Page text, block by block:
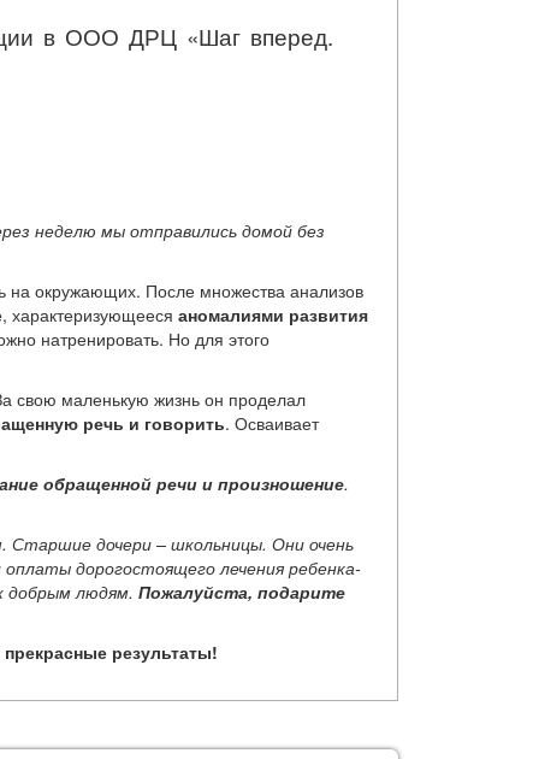
в ООО ДРЦ «Шаг вперед.
неделю мы отправились домой без
на окружающих. После множества анализов
, характеризующееся аномалиями развития
натренировать. Но для этого
свою маленькую жизнь он проделал
речь и говорить. Осваивает
обращенной речи и произношение.
дочери – школьницы. Они очень
дорогостоящего лечения ребенка-
добрым людям. Пожалуйста, подарите
результаты!